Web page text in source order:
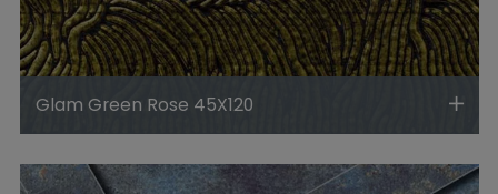
Glam Green Rose 45X120